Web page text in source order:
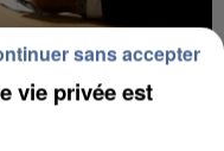
LANCE UN ÉLAN
vie privée est
sans accepter